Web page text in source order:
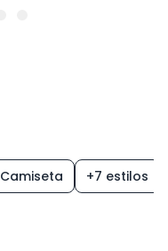
Camiseta +7 estilos